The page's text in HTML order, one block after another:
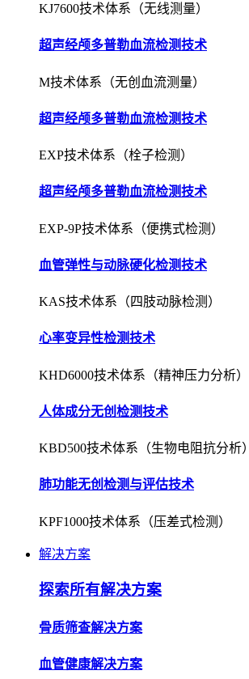
KJ7600技术体系（无线测量）
超声经颅多普勒血流检测技术
M技术体系（无创血流测量）
超声经颅多普勒血流检测技术
EXP技术体系（栓子检测）
超声经颅多普勒血流检测技术
EXP-9P技术体系（便携式检测）
血管弹性与动脉硬化检测技术
KAS技术体系（四肢动脉检测）
心率变异性检测技术
KHD6000技术体系（精神压力分析）
人体成分无创检测技术
KBD500技术体系（生物电阻抗分析）
肺功能无创检测与评估技术
KPF1000技术体系（压差式检测）
解决方案
探索所有解决方案
骨质筛查解决方案
血管健康解决方案